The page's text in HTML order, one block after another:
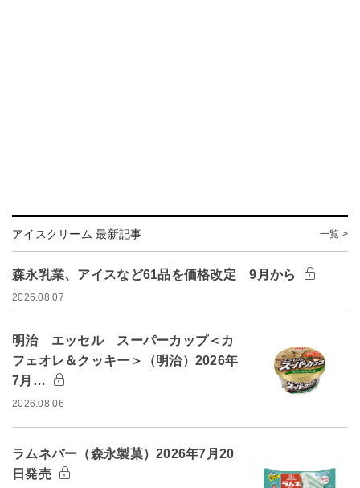
アイスクリーム 最新記事 一覧 >
森永乳業、アイスなど61品を価格改定 9月から
2026.08.07
明治 エッセル スーパーカップ＜カ
フェオレ＆クッキー＞（明治）2026年
7月…
2026.08.06
ラムネバー（森永製菓）2026年7月20
日発売